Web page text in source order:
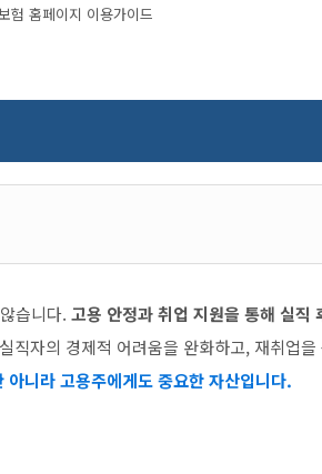
험 홈페이지 이용가이드
습니다. 고용 안정과 취업 지원을 통해 실직
직자의 경제적 어려움을 완화하고, 재취업
아니라 고용주에게도 중요한 자산입니다.